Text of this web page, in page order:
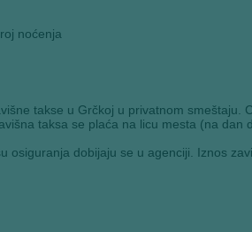
noćenja
takse u Grčkoj u privatnom smeštaju.
taksa se plaća na licu mesta (na dan
osiguranja dobijaju se u agenciji. Iznos